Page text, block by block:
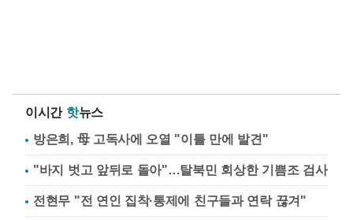
이시간 핫뉴스
방은희, 母 고독사에 오열 "이틀 만에 발견"
"바지 벗고 앞뒤로 돌아"…탈북민 회상한 기쁨조 검사
전현무 "전 연인 집착·통제에 친구들과 연락 끊겨"